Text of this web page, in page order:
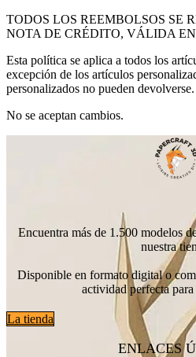
TODOS LOS REEMBOLSOS SE
NOTA DE CRÉDITO, VÁLIDA
Esta política se aplica a todos los
excepción de los artículos
personalizados no pueden devolverse.
No se aceptan cambios.
Encuentra más de 1.500 modelos
nuestra
Disponible en formato digital o
actividad perfecta
La tienda
ENLACES